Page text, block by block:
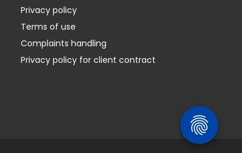
Privacy policy
Terms of use
Complaints handling
Privacy policy for client contract